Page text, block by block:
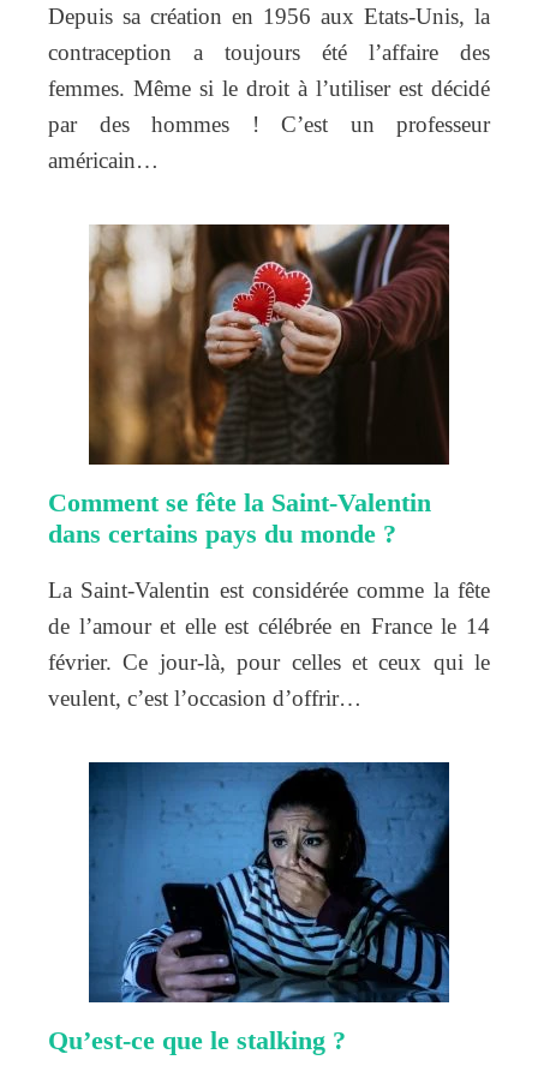
Depuis sa création en 1956 aux Etats-Unis, la
contraception a toujours été l’affaire des
femmes. Même si le droit à l’utiliser est décidé
par des hommes ! C’est un professeur
américain…
Comment se fête la Saint-Valentin
dans certains pays du monde ?
La Saint-Valentin est considérée comme la fête
de l’amour et elle est célébrée en France le 14
février. Ce jour-là, pour celles et ceux qui le
veulent, c’est l’occasion d’offrir…
Qu’est-ce que le stalking ?